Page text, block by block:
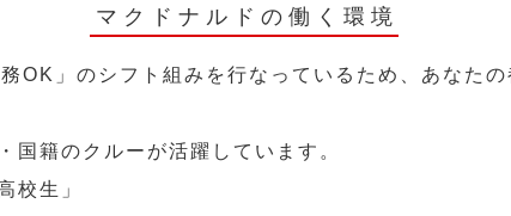
マクドナルドの働く環境
OK」のシフト組みを行なっているため、あなた
国籍のクルーが活躍しています。
校生」